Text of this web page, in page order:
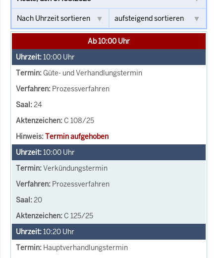
Ab 10:00 Uhr
10:00 Uhr
Güte- und Verhandlungstermin
Prozessverfahren
24
C 108/25
Termin aufgehoben
10:00 Uhr
Verkündungstermin
Prozessverfahren
20
C 125/25
10:20 Uhr
Hauptverhandlungstermin